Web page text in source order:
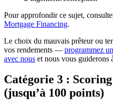
Pour approfondir ce sujet,
Mortgage Financing.
Le choix du mauvais prêteur ou
vos rendements — programmez
avec nous et nous vous guiderons
Catégorie 3 :
(jusqu’à 100 points)